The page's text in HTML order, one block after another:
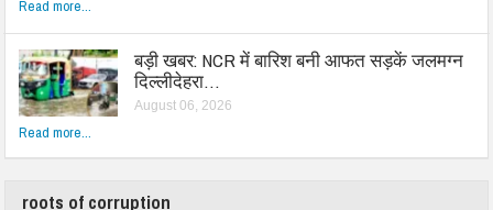
Read more...
बड़ी खबर: NCR में बारिश बनी आफत सड़कें जलमग्न
दिल्लीदेहरा…
August 06, 2026
Read more...
roots of corruption